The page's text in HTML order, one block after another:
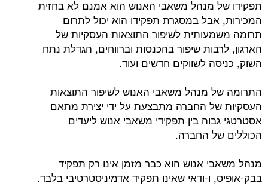
תפקידו של מנהל משאבי האנוש הוא אמנם לא בחזית
המכירות, אבל במסגרת תפקידו הוא יכול לתרום
תרומה משמעותית לשיפור התוצאות העסקיות של
הארגון, לרבות שיפור בהכנסות וברווחים, הגדלת נתח
השוק, כניסה לשווקים חדשים ועוד.
התרומה של מנהל משאבי האנוש לשיפור התוצאות
העסקיות של החברה מתבצעת על ידי יצירת מתאם
אסטרטגי גבוה בין תפקידי משאבי אנוש ליעדים
הכוללים של החברה.
מנהל משאבי אנוש הוא כבר מזמן אינו רק תפקיד
בבק-אופיס, ו-ודאי שאינו תפקיד אדמיניסטרטיבי בלבד.